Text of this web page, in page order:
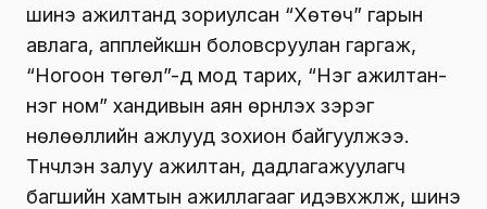
шинэ ажилтанд зориулсан “Хөтөч” гарын
авлага, апплейкшн боловсруулан гаргаж,
“Ногоон төгөл”-д мод тарих, “Нэг ажилтан-
нэг ном” хандивын аян өрнүүлэх зэрэг
нөлөөллийн ажлууд зохион байгуулжээ.
Түүнчлэн залуу ажилтан, дадлагажуулагч
багшийн хамтын ажиллагааг идэвхжүүлж, шинэ